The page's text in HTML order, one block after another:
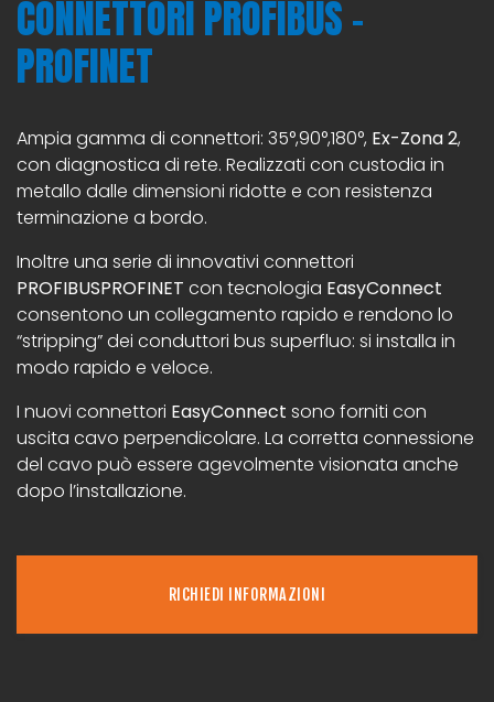
CONNETTORI PROFIBUS –
PROFINET
Ampia gamma di connettori: 35°,90°,180°, Ex-Zona 2,
con diagnostica di rete. Realizzati con custodia in
metallo dalle dimensioni ridotte e con resistenza
terminazione a bordo.
Inoltre una serie di innovativi connettori
PROFIBUSPROFINET con tecnologia EasyConnect
consentono un collegamento rapido e rendono lo
“stripping” dei conduttori bus superfluo: si installa in
modo rapido e veloce.
I nuovi connettori EasyConnect sono forniti con
uscita cavo perpendicolare. La corretta connessione
del cavo può essere agevolmente visionata anche
dopo l’installazione.
RICHIEDI INFORMAZIONI